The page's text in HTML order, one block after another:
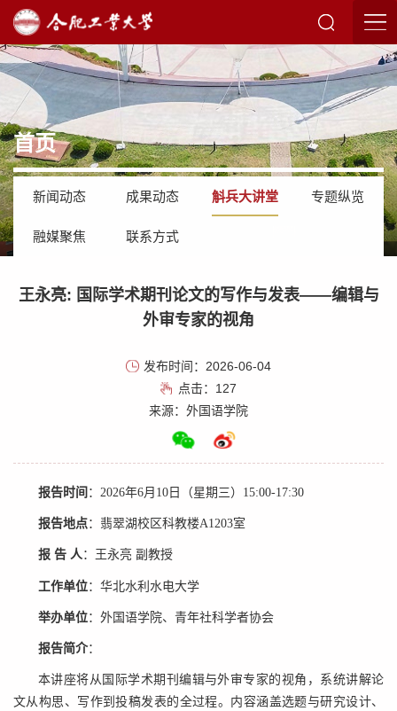
首页
新闻动态 成果动态 斛兵大讲堂 专题纵览
融媒聚焦 联系方式
王永亮: 国际学术期刊论文的写作与发表——编辑与
外审专家的视角
发布时间：2026-06-04
点击： 127
来源：外国语学院
报告时间 ： 2026年6月10日（星期三）15:00-17:30
报告地点：翡翠湖校区科教楼A1203室
报 告 人：王永亮 副教授
工作单位： 华北水利水电大学
举办单位：外国语学院、青年社科学者协会
报告简介：
本讲座将从国际学术期刊编辑与外审专家的视角，系统讲解论
文从构思、写作到投稿发表的全过程。内容涵盖选题与研究设计、